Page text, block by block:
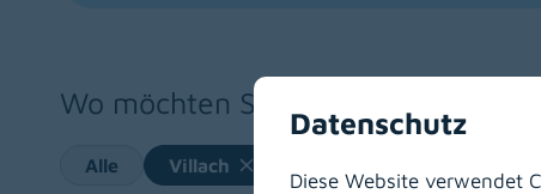
Wo möchten Sie arbeiten?
Alle Villach
Datenschutz
Diese Website verwendet